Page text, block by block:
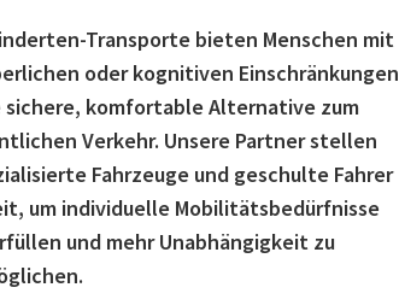
Transporte bieten Menschen mit
oder kognitiven Einschränkungen
sichere, komfortable Alternative zum
Verkehr. Unsere Partner stellen
Fahrzeuge und geschulte Fahrer
um individuelle Mobilitätsbedürfnisse
und mehr Unabhängigkeit zu